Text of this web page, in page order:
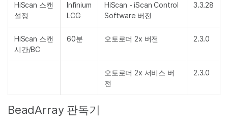
HiScan 스캔
설정
Infinium
LCG
HiScan - iScan Control
Software 버전
3.3.28
HiScan 스캔
시간/BC
60분 오토로더 2x 버전 2.3.0
오토로더 2x 서비스 버
전
2.3.0
BeadArray 판독기